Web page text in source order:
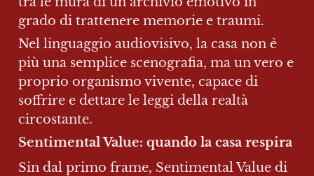
grado di trattenere memorie e traumi.
Nel linguaggio audiovisivo, la casa non è
più una semplice scenografia, ma un vero e
proprio organismo vivente, capace di
soffrire e dettare le leggi della realtà
circostante.
Sentimental Value: quando la casa respira
Sin dal primo frame, Sentimental Value di